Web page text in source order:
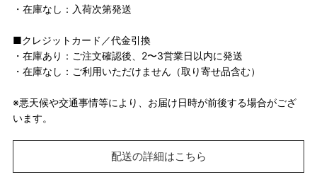
・在庫なし：入荷次第発送
■クレジットカード／代金引換
・在庫あり：ご注文確認後、2〜3営業日以内に発送
・在庫なし：ご利用いただけません（取り寄せ品含む）
※悪天候や交通事情等により、お届け日時が前後する場合がござ
います。
配送の詳細はこちら